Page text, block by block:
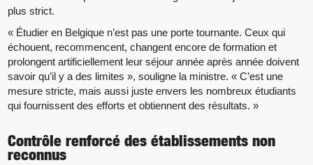
plus strict.
« Étudier en Belgique n’est pas une porte tournante. Ceux qui
échouent, recommencent, changent encore de formation et
prolongent artificiellement leur séjour année après année doivent
savoir qu’il y a des limites », souligne la ministre. « C’est une
mesure stricte, mais aussi juste envers les nombreux étudiants
qui fournissent des efforts et obtiennent des résultats. »
Contrôle renforcé des établissements non
reconnus